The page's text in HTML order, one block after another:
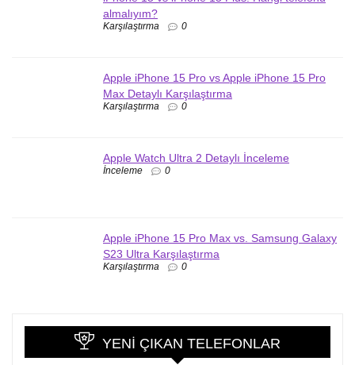
almalıyım?
Karşılaştırma 0
Apple iPhone 15 Pro vs Apple iPhone 15 Pro
Max Detaylı Karşılaştırma
Karşılaştırma 0
Apple Watch Ultra 2 Detaylı İnceleme
İnceleme 0
Apple iPhone 15 Pro Max vs. Samsung Galaxy
S23 Ultra Karşılaştırma
Karşılaştırma 0
YENI ÇIKAN TELEFONLAR